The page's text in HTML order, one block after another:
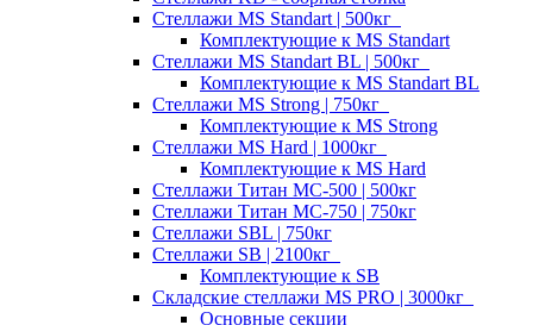
Стеллажи MS Standart | 500кг
Комплектующие к MS Standart
Стеллажи MS Standart BL | 500кг
Комплектующие к MS Standart BL
Стеллажи MS Strong | 750кг
Комплектующие к MS Strong
Стеллажи MS Hard | 1000кг
Комплектующие к MS Hard
Стеллажи Титан МС-500 | 500кг
Стеллажи Титан МС-750 | 750кг
Стеллажи SBL | 750кг
Стеллажи SB | 2100кг
Комплектующие к SB
Складские стеллажи MS PRO | 3000кг
Основные секции